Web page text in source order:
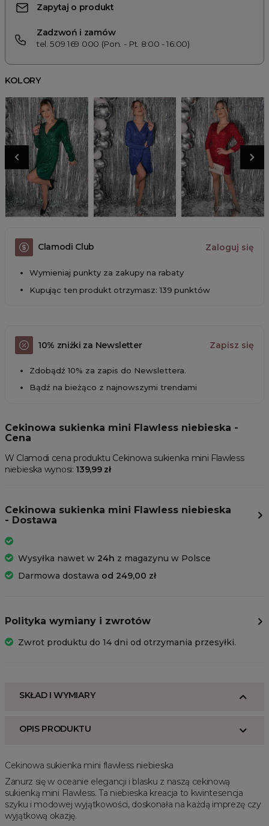
Zapytaj o produkt
Zadzwoń i zamów
tel. 509 169 000 (Pon. - Pt. 8:00 - 16:00)
KOLORY
Clamodi Club Zaloguj się
Wymieniaj punkty za zakupy na rabaty
Kupując ten produkt otrzymasz: 139 punktów
10% zniżki za Newsletter Zapisz się
Zdobądź 10% za zapis do Newslettera.
Bądź na bieżąco z najnowszymi trendami
Cekinowa sukienka mini Flawless niebieska -
Cena
W Clamodi cena produktu Cekinowa sukienka mini Flawless
niebieska wynosi: 139,99 zł
Cekinowa sukienka mini Flawless niebieska
- Dostawa
Wysyłka nawet w 24h z magazynu w Polsce
Darmowa dostawa od 249,00 zł
Polityka wymiany i zwrotów
Zwrot produktu do 14 dni od otrzymania przesyłki.
SKŁAD I WYMIARY
OPIS PRODUKTU
Cekinowa sukienka mini flawless niebieska
Zanurz się w oceanie elegancji i blasku z naszą cekinową
sukienką mini Flawless. Ta niebieska kreacja to kwintesencja
szyku i modowej wyjątkowości, doskonała na każdą imprezę czy
wyjątkową okazję.